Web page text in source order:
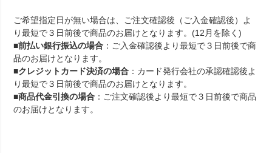
ご希望指定日が無い場合は、ご注文確認後（ご入金確認後）よ
り最短で３日前後で商品のお届けとなります。(12月を除く)
■前払い銀行振込の場合 ：ご入金確認後より最短で３日前後で商
品のお届けとなります。
■クレジットカード決済の場合 ：カード発行会社の承認確認後よ
り最短で３日前後で商品のお届けとなります。
■商品代金引換の場合 ：ご注文確認後より最短で３日前後で商品
のお届けとなります。